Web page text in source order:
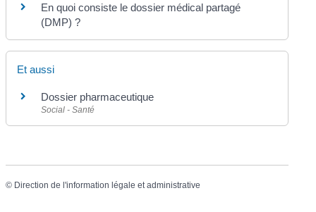
En quoi consiste le dossier médical partagé
(DMP) ?
Et aussi
Dossier pharmaceutique
Social - Santé
© Direction de l'information légale et administrative